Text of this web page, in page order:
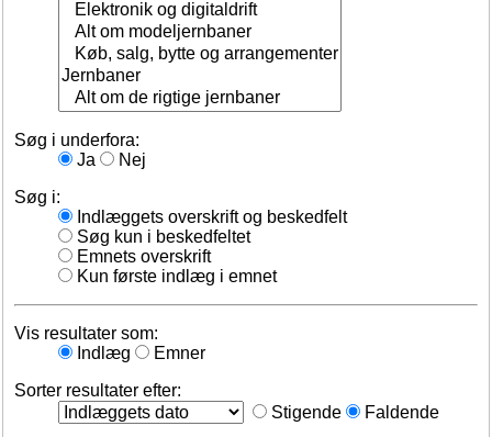
Søg i underfora:
Ja
Nej
Søg i:
Indlæggets overskrift og beskedfelt
Søg kun i beskedfeltet
Emnets overskrift
Kun første indlæg i emnet
Vis resultater som:
Indlæg
Emner
Sorter resultater efter:
Stigende
Faldende